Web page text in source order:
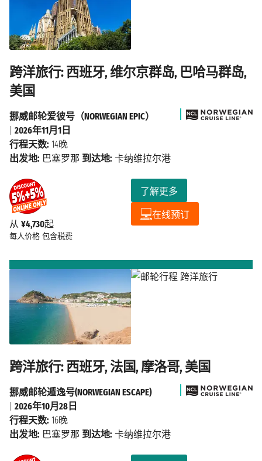
跨洋旅行: 西班牙, 维尔京群岛, 巴哈马群岛,
美国
从 ¥4,730起
每人价格 包含税费
了解更多
在线预订
挪威邮轮爱彼号（NORWEGIAN EPIC）
2026年11月1日
行程天数: 14晚
出发地: 巴塞罗那 到达地: 卡纳维拉尔港
跨洋旅行: 西班牙, 法国, 摩洛哥, 美国
挪威邮轮遁逸号(NORWEGIAN ESCAPE)
2026年10月28日
行程天数: 16晚
出发地: 巴塞罗那 到达地: 卡纳维拉尔港